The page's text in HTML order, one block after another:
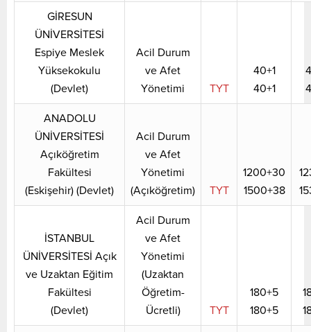
GİRESUN
ÜNİVERSİTESİ
Espiye Meslek
Yüksekokulu
(Devlet)
Acil Durum
ve Afet
Yönetimi
TYT
40+1
40+1
ANADOLU
ÜNİVERSİTESİ
Açıköğretim
Fakültesi
(Eskişehir) (Devlet)
Acil Durum
ve Afet
Yönetimi
(Açıköğretim)
TYT
1200+30
1500+38
İSTANBUL
ÜNİVERSİTESİ Açık
ve Uzaktan Eğitim
Fakültesi
(Devlet)
Acil Durum
ve Afet
Yönetimi
(Uzaktan
Öğretim-
Ücretli)
TYT
180+5
180+5